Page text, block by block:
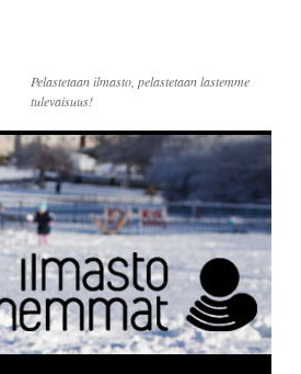
Pelastetaan ilmasto, pelastetaan lastemme
tulevaisuus!